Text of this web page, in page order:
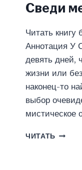
Сведи
Читать книгу
Аннотация У
девять дней,
жизни или
наконец-то
выбор
мистическое
ЧИТАТЬ СВЕДИ